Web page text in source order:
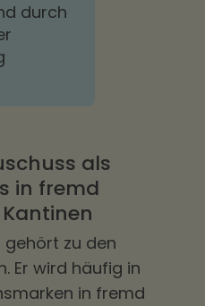
durch
als
in fremd
gehört zu den
Er wird häufig in
in fremd